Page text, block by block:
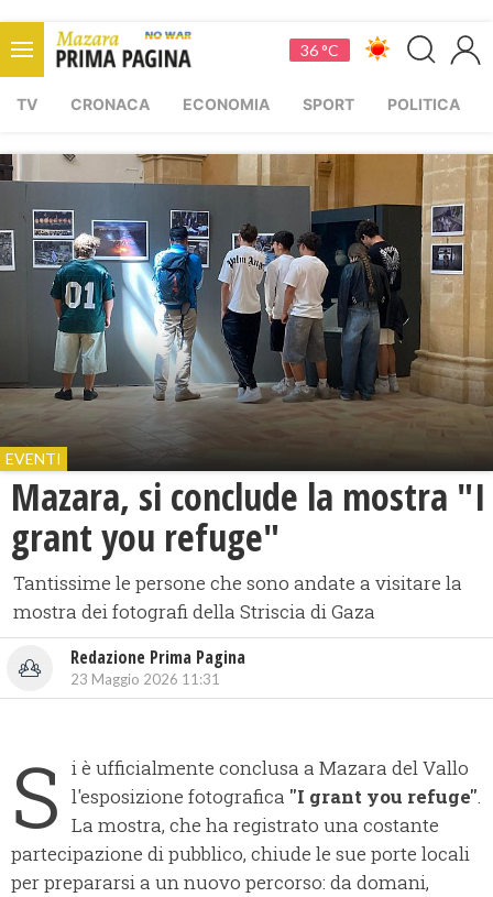
36 °C
TV CRONACA ECONOMIA SPORT POLITICA
EVENTI
Mazara, si conclude la mostra "I
grant you refuge"
Tantissime le persone che sono andate a visitare la
mostra dei fotografi della Striscia di Gaza
Redazione Prima Pagina
23 Maggio 2026 11:31
S i è ufficialmente conclusa a Mazara del Vallo
l'esposizione fotografica "I grant you refuge".
La mostra, che ha registrato una costante
partecipazione di pubblico, chiude le sue porte locali
per prepararsi a un nuovo percorso: da domani,